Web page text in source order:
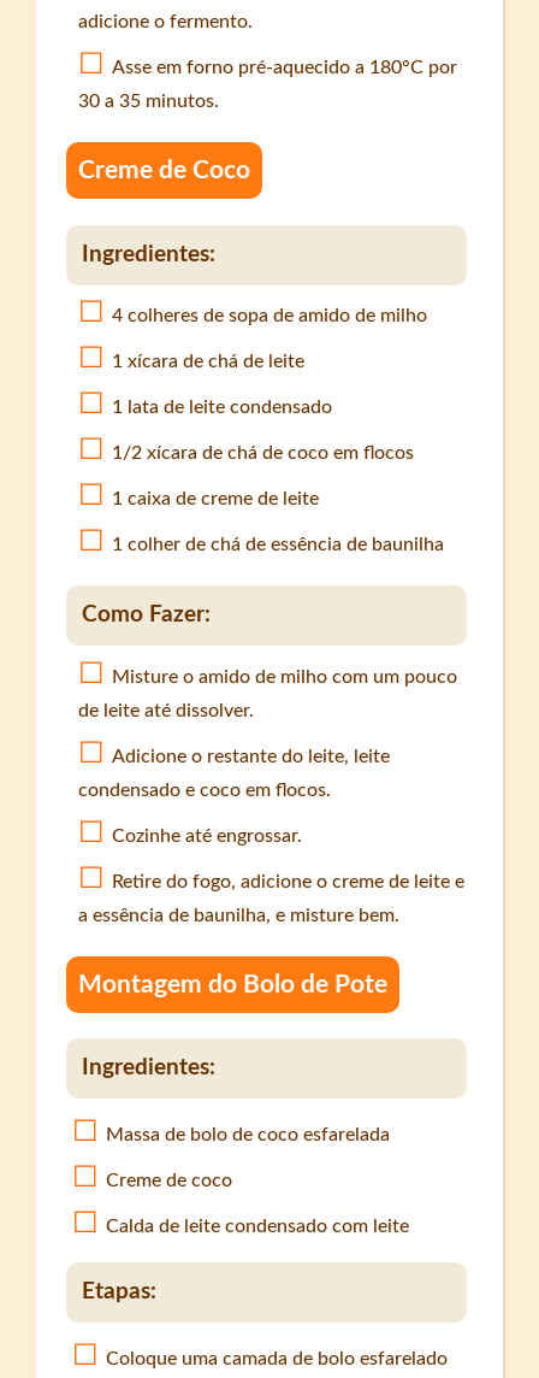
adicione o fermento.
Asse em forno pré-aquecido a 180°C por
30 a 35 minutos.
Creme de Coco
Ingredientes:
4 colheres de sopa de amido de milho
1 xícara de chá de leite
1 lata de leite condensado
1/2 xícara de chá de coco em flocos
1 caixa de creme de leite
1 colher de chá de essência de baunilha
Como Fazer:
Misture o amido de milho com um pouco
de leite até dissolver.
Adicione o restante do leite, leite
condensado e coco em flocos.
Cozinhe até engrossar.
Retire do fogo, adicione o creme de leite e
a essência de baunilha, e misture bem.
Montagem do Bolo de Pote
Ingredientes:
Massa de bolo de coco esfarelada
Creme de coco
Calda de leite condensado com leite
Etapas:
Coloque uma camada de bolo esfarelado